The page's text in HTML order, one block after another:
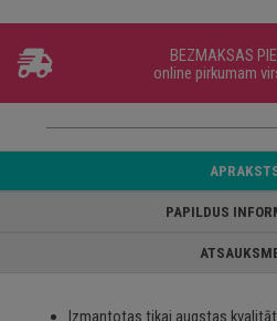
BEZMAKSAS
online pirkumam
PAPILDUS
Izmantotas tikai augstas